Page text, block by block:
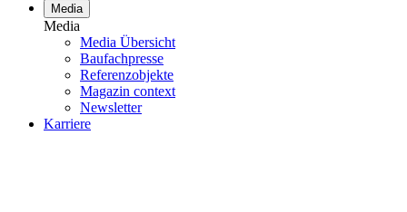
Media
Media
Media Übersicht
Baufachpresse
Referenzobjekte
Magazin context
Newsletter
Karriere